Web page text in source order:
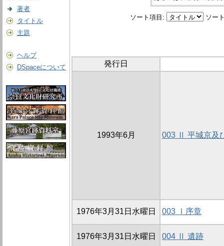
著者
タイトル
主題
ヘルプ
DSpaceについて
ソート項目: ソー
発行日
1993年6月 003 Ⅱ 平城京及
1976年3月31日水曜日 003 Ⅰ序章
1976年3月31日水曜日 004 Ⅱ 遺跡